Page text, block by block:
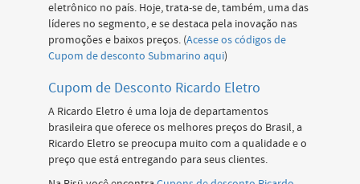
eletrônico no país. Hoje, trata-se de, também, uma das
líderes no segmento, e se destaca pela inovação nas
promoções e baixos preços. (Acesse os códigos de
Cupom de desconto Submarino aqui)
Cupom de Desconto Ricardo Eletro
A Ricardo Eletro é uma loja de departamentos
brasileira que oferece os melhores preços do Brasil, a
Ricardo Eletro se preocupa muito com a qualidade e o
preço que está entregando para seus clientes.